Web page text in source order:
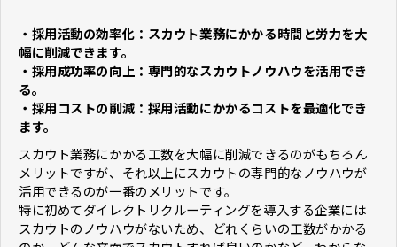
・採用活動の効率化：スカウト業務にかかる時間と労力を大
幅に削減できます。
・採用成功率の向上：専門的なスカウトノウハウを活用でき
る。
・採用コストの削減：採用活動にかかるコストを最適化でき
ます。
スカウト業務にかかる工数を大幅に削減できるのがもちろん
メリットですが、それ以上にスカウトの専門的なノウハウが
活用できるのが一番のメリットです。
特に初めてダイレクトリクルーティングを導入する企業には
スカウトのノウハウがないため、どれくらいの工数がかかる